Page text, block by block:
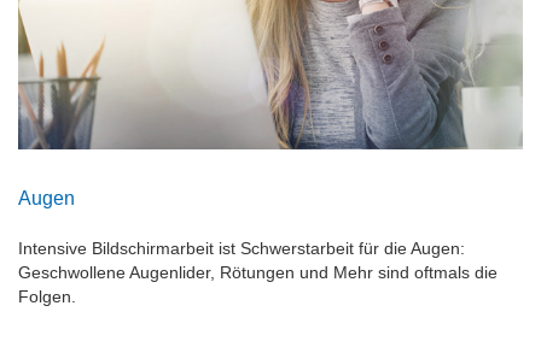
Augen
Intensive Bildschirmarbeit ist Schwerstarbeit für die Augen:
Geschwollene Augenlider, Rötungen und Mehr sind oftmals die
Folgen.